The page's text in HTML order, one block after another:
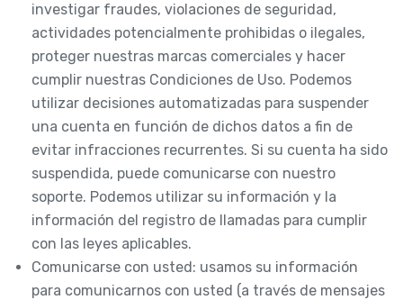
investigar fraudes, violaciones de seguridad,
actividades potencialmente prohibidas o ilegales,
proteger nuestras marcas comerciales y hacer
cumplir nuestras Condiciones de Uso. Podemos
utilizar decisiones automatizadas para suspender
una cuenta en función de dichos datos a fin de
evitar infracciones recurrentes. Si su cuenta ha sido
suspendida, puede comunicarse con nuestro
soporte. Podemos utilizar su información y la
información del registro de llamadas para cumplir
con las leyes aplicables.
Comunicarse con usted: usamos su información
para comunicarnos con usted (a través de mensajes